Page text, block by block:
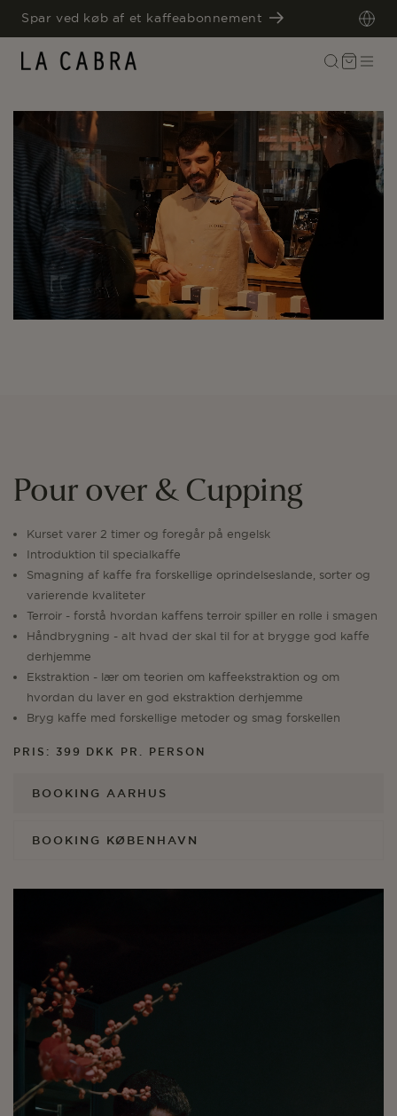
GÅ TIL
INDHOLD
Spar ved køb af et kaffeabonnement
Indkøbskurv
Pour over & Cupping
Kurset varer 2 timer og foregår på engelsk
Introduktion til specialkaffe
Smagning af kaffe fra forskellige oprindelseslande, sorter og
varierende kvaliteter
Terroir - forstå hvordan kaffens terroir spiller en rolle i smagen
Håndbrygning - alt hvad der skal til for at brygge god kaffe
derhjemme
Ekstraktion - lær om teorien om kaffeekstraktion og om
hvordan du laver en god ekstraktion derhjemme
Bryg kaffe med forskellige metoder og smag forskellen
PRIS: 399 DKK PR. PERSON
BOOKING AARHUS
BOOKING KØBENHAVN